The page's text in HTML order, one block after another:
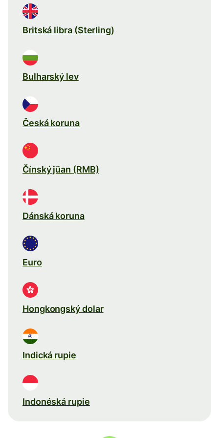
Britská libra (Sterling)
Bulharský lev
Česká koruna
Čínský jüan (RMB)
Dánská koruna
Euro
Hongkongský dolar
Indická rupie
Indonéská rupie